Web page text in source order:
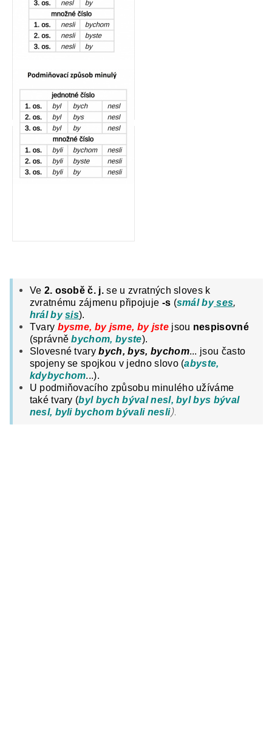
Ve 2. osobě č. j. se u zvratných sloves k
zvratnému zájmenu připojuje -s (smál by ses,
hrál by sis).
Tvary bysme, by jsme, by jste jsou nespisovné
(správněbychom, byste).
Slovesné tvarybych, bys, bychom... jsou často
spojeny se spojkou v jedno slovo (abyste,
kdybychom...).
U podmiňovacího způsobu minulého užíváme
také tvary (byl bych býval nesl, byl bys býval
nesl, byli bychom bývali nesli).